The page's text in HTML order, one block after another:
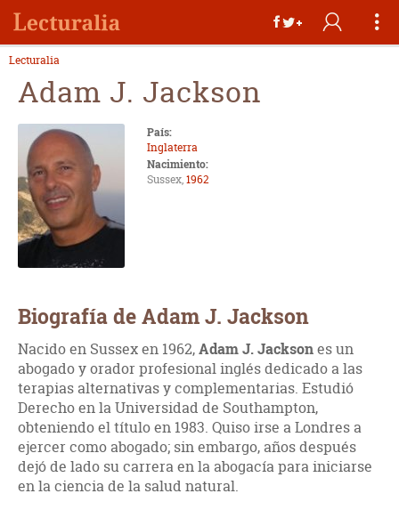
Lecturalia
Adam J. Jackson
País:
Inglaterra
Nacimiento:
Sussex,1962
Biografía de Adam J. Jackson
Nacido en Sussex en 1962,Adam J. Jacksones un
abogado y orador profesional inglés dedicado a las
terapias alternativas y complementarias. Estudió
Derecho en la Universidad de Southampton,
obteniendo el título en 1983. Quiso irse a Londres a
ejercer como abogado; sin embargo, años después
dejó de lado su carrera en la abogacía para iniciarse
en la ciencia de la salud natural.